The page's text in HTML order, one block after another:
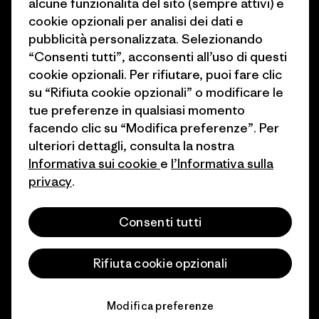
Come finanziamo
Buoni regalo
Trova un negozio
Industry program
Programma di affiliazione
Patagonia Italia Mappa del sito
© 2026 Patagonia, Inc. All Rights Reserved.
italiano
cookie opzionali per analisi dei dati e
pubblicità personalizzata. Selezionando
“Consenti tutti”, acconsenti all’uso di questi
cookie opzionali. Per rifiutare, puoi fare clic
su “Rifiuta cookie opzionali” o modificare le
tue preferenze in qualsiasi momento
facendo clic su “Modifica preferenze”. Per
ulteriori dettagli, consulta la nostra
Informativa sui cookie e l’Informativa sulla
privacy.
Consenti tutti
Rifiuta cookie opzionali
Modifica preferenze